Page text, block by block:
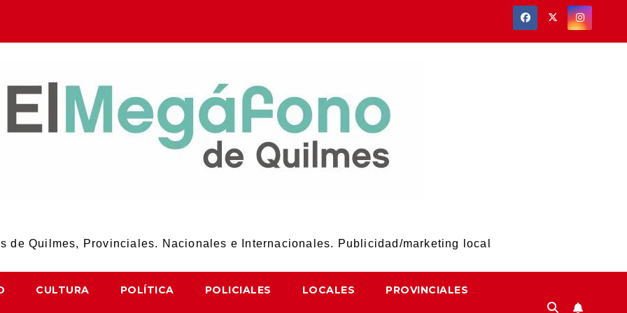
de Quilmes, Provinciales. Nacionales e Internacionales. Publicidad/marketing local
CULTURA POLÍTICA POLICIALES LOCALES PROVINCIALES